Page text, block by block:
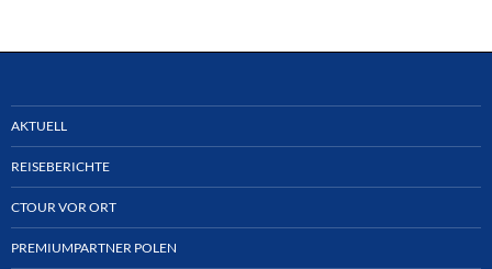
AKTUELL
REISEBERICHTE
CTOUR VOR ORT
PREMIUMPARTNER POLEN